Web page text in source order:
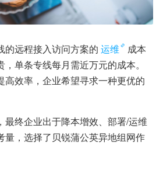
的远程接入访问方案的 运维
成本
单条专线每月需近万元的成本。
高效率，企业希望寻求一种更优的
最终企业出于降本增效、部署/运维
量，选择了贝锐蒲公英异地组网作